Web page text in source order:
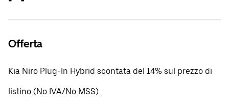
Offerta
Kia Niro Plug-In Hybrid scontata del 14% sul prezzo di
listino (No IVA/No MSS).